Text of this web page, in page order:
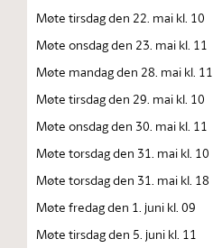
Møte tirsdag den 22. mai kl. 10
Møte onsdag den 23. mai kl. 11
Møte mandag den 28. mai kl. 11
Møte tirsdag den 29. mai kl. 10
Møte onsdag den 30. mai kl. 11
Møte torsdag den 31. mai kl. 10
Møte torsdag den 31. mai kl. 18
Møte fredag den 1. juni kl. 09
Møte tirsdag den 5. juni kl. 11